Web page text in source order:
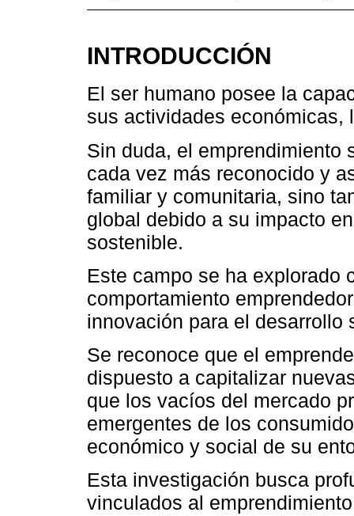
INTRODUCCIÓN
El ser humano posee la
sus actividades económicas,
Sin duda, el emprendimiento
cada vez más reconocido y
familiar y comunitaria, sino
global debido a su impacto
sostenible.
Este campo se ha explorado
comportamiento
innovación para el desarrollo
Se reconoce que el
dispuesto a capitalizar
que los vacíos del mercado
emergentes de los
económico y social de su
Esta investigación busca
vinculados al